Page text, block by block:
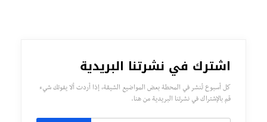
اشترك في نشرتنا البريدية
كل أسبوع تُنشر في المحطة بعض المواضيع الشيقة، إذا أردت ألا يفوتك شيء
قم بالإشتراك في نشرتنا البريدية من هنا.